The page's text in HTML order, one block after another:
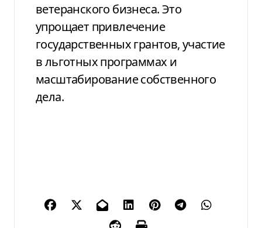
ветеранского бизнеса. Это
упрощает привлечение
государственных грантов, участие
в льготных программах и
масштабирование собственного
дела.